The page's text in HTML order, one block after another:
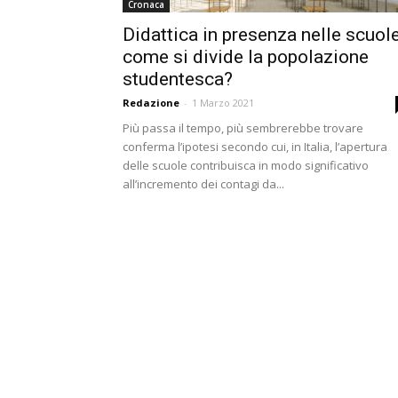
Cronaca
Didattica in presenza nelle
come si divide la popolazione
studentesca?
Redazione - 1 Marzo 2021
Più passa il tempo, più sembrerebbe trovare
conferma l’ipotesi secondo cui, in Italia, l’apertura
delle scuole contribuisca in modo significativo
all’incremento dei contagi da...